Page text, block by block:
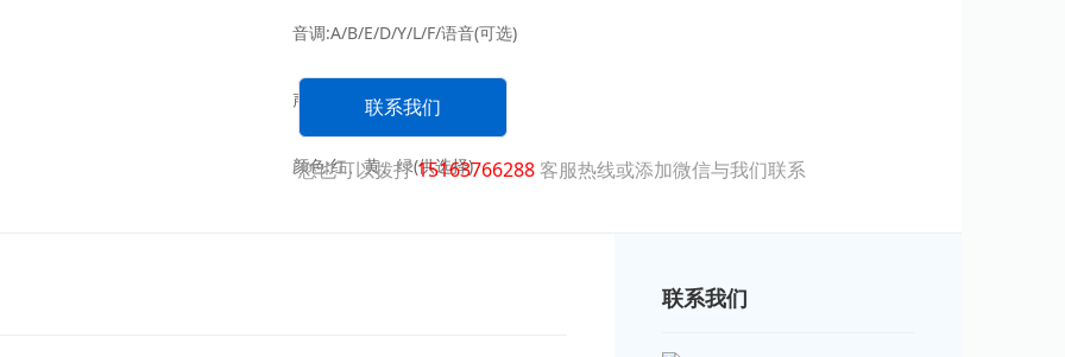
音调:A/B/E/D/Y/L/F/语音(可选)
声级:106dB
颜色:红、黄、绿(供选择)
联系我们
您也可以拨打15163766288 客服热线或添加微信与我们联系
联系我们